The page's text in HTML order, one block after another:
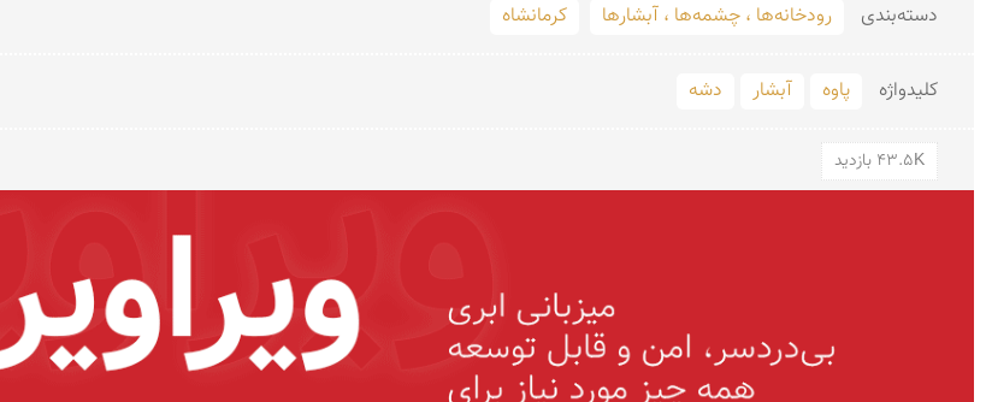
دسته‌بندی رودخانه‌ها ، چشمه‌ها ، آبشارها کرمانشاه
کلید‌واژه پاوه آبشار دشه
43.5K بازدید